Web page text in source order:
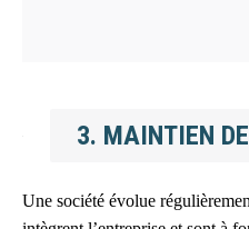
3. MAINTIEN
Une société évolue